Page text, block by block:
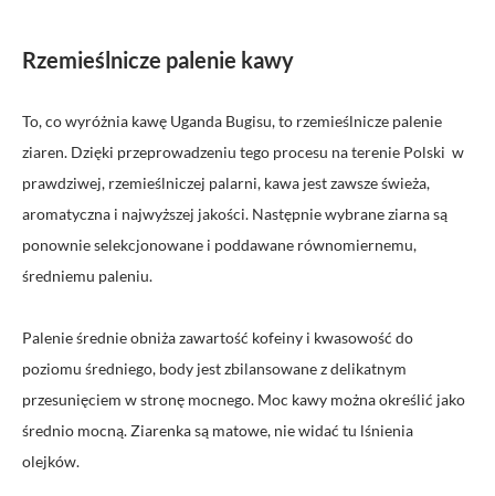
Rzemieślnicze palenie kawy
To, co wyróżnia kawę Uganda Bugisu, to rzemieślnicze palenie
ziaren. Dzięki przeprowadzeniu tego procesu na terenie Polski w
prawdziwej, rzemieślniczej palarni, kawa jest zawsze świeża,
aromatyczna i najwyższej jakości. Następnie wybrane ziarna są
ponownie selekcjonowane i poddawane równomiernemu,
średniemu paleniu.
Palenie średnie obniża zawartość kofeiny i kwasowość do
poziomu średniego, body jest zbilansowane z delikatnym
przesunięciem w stronę mocnego. Moc kawy można określić jako
średnio mocną. Ziarenka są matowe, nie widać tu lśnienia
olejków.